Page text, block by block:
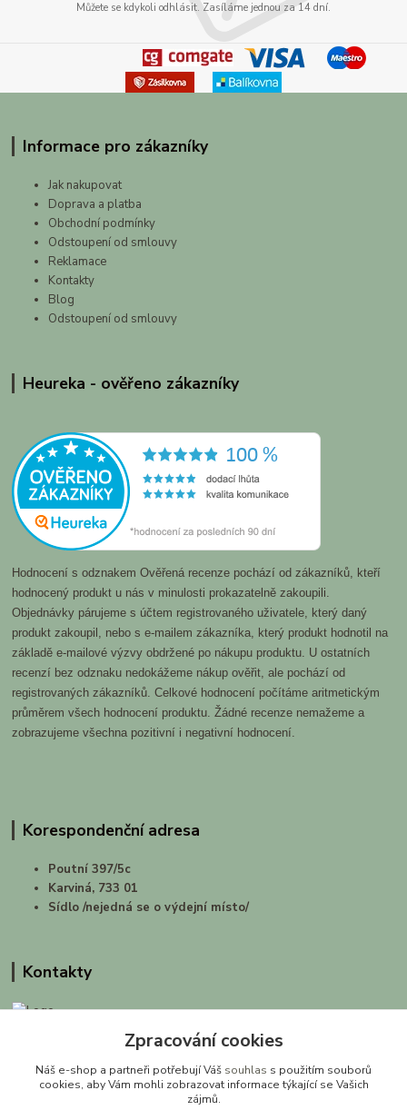
Můžete se kdykoli odhlásit. Zasíláme jednou za 14 dní.
Informace pro zákazníky
Jak nakupovat
Doprava a platba
Obchodní podmínky
Odstoupení od smlouvy
Reklamace
Kontakty
Blog
Odstoupení od smlouvy
Heureka - ověřeno zákazníky
Hodnocení s odznakem Ověřená recenze pochází od zákazníků, kteří
hodnocený produkt u nás v minulosti prokazatelně zakoupili.
Objednávky párujeme s účtem registrovaného uživatele, který daný
produkt zakoupil, nebo s e-mailem zákazníka, který produkt hodnotil na
základě e-mailové výzvy obdržené po nákupu produktu. U ostatních
recenzí bez odznaku nedokážeme nákup ověřit, ale pochází od
registrovaných zákazníků. Celkové hodnocení počítáme aritmetickým
průměrem všech hodnocení produktu. Žádné recenze nemažeme a
zobrazujeme všechna pozitivní i negativní hodnocení.
Korespondenční adresa
Poutní 397/5c
Karviná, 733 01
Sídlo /nejedná se o výdejní místo/
Kontakty
Gabriela Pawlasová Koppová
Zpracování cookies
Náš e-shop a partneři potřebují Váš souhlas s použitím souborů
cookies, aby Vám mohli zobrazovat informace týkající se Vašich
zájmů.